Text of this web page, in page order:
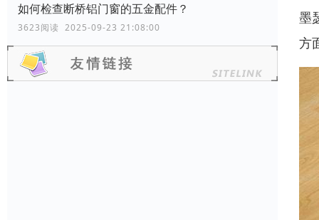
如何检查断桥铝门窗的五金配件？
3623阅读 2025-09-23 21:08:00
墨
方